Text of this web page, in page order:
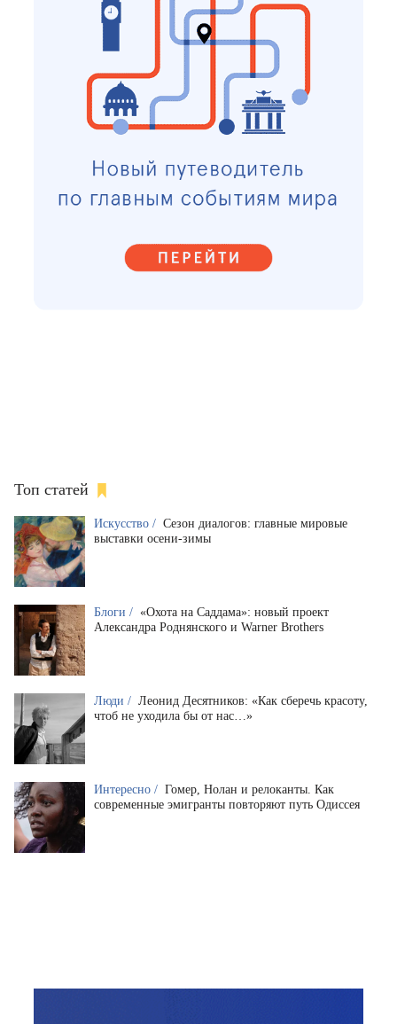
Топ статей
Искусство / Сезон диалогов: главные мировые
выставки осени-зимы
Блоги / «Охота на Саддама»: новый проект
Александра Роднянского и Warner Brothers
Люди / Леонид Десятников: «Как сберечь красоту,
чтоб не уходила бы от нас…»
Интересно / Гомер, Нолан и релоканты. Как
современные эмигранты повторяют путь Одиссея